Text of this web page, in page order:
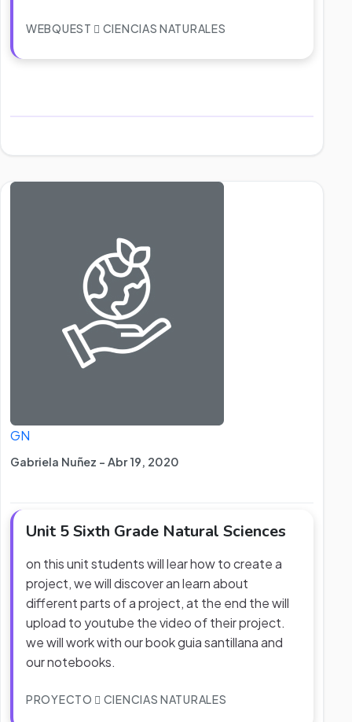
WEBQUEST CIENCIAS NATURALES
GN
Gabriela Nuñez - Abr 19, 2020
Unit 5 Sixth Grade Natural Sciences
on this unit students will lear how to create a
project, we will discover an learn about
different parts of a project, at the end the will
upload to youtube the video of their project.
we will work with our book guia santillana and
our notebooks.
PROYECTO CIENCIAS NATURALES